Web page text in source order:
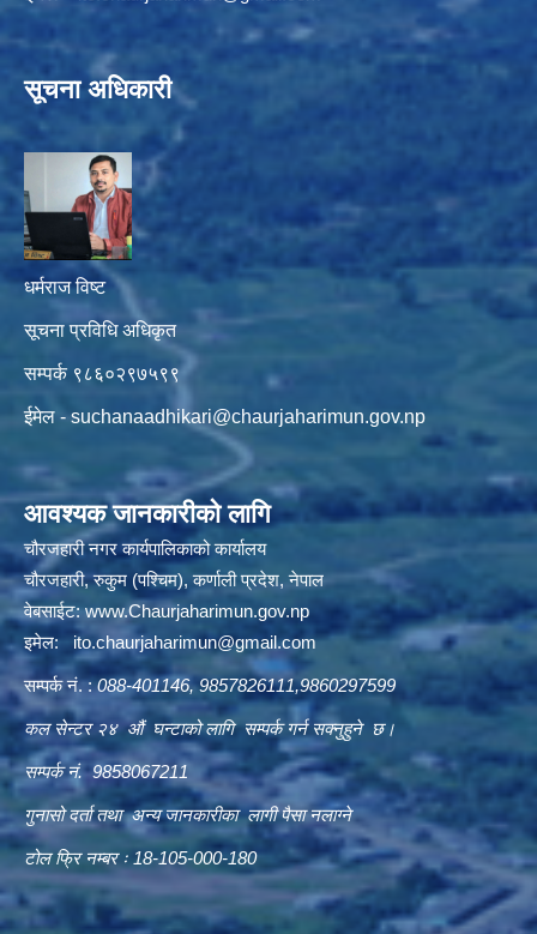
सूचना अधिकारी
धर्मराज विष्ट
सूचना प्रविधि अधिकृत
सम्पर्क ९८६०२९७५९९
ईमेल -suchanaadhikari@chaurjaharimun.gov.np
आवश्यक जानकारीको लागि
चौरजहारी नगर कार्यपालिकाको कार्यालय
चौरजहारी, रुकुम (पश्चिम), कर्णाली प्रदेश, नेपाल
वेबसाईट:www.Chaurjaharimun.gov.np
इमेल: ito.chaurjaharimun@gmail.com
सम्पर्क नं. :088-401146, 9857826111,9860297599
कल सेन्टर २४ औं घन्टाको लागि सम्पर्क गर्न सक्नुहुने छ।
सम्पर्क नं. 9858067211
गुनासो दर्ता तथा अन्य जानकारीका लागी पैसा नलाग्ने
टोल फ्रि नम्बर ः 18-105-000-180